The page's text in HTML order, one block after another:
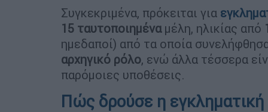
Συγκεκριμένα, πρόκειται για
15 ταυτοποιημέναμέλη, ηλικίας από
ημεδαποί) από τα οποία
αρχηγικό ρόλο, ενώ άλλα τέσσερα
παρόμοιες υποθέσεις.
Πώς δρούσε η